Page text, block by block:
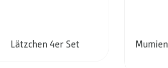
Lätzchen 4er Set